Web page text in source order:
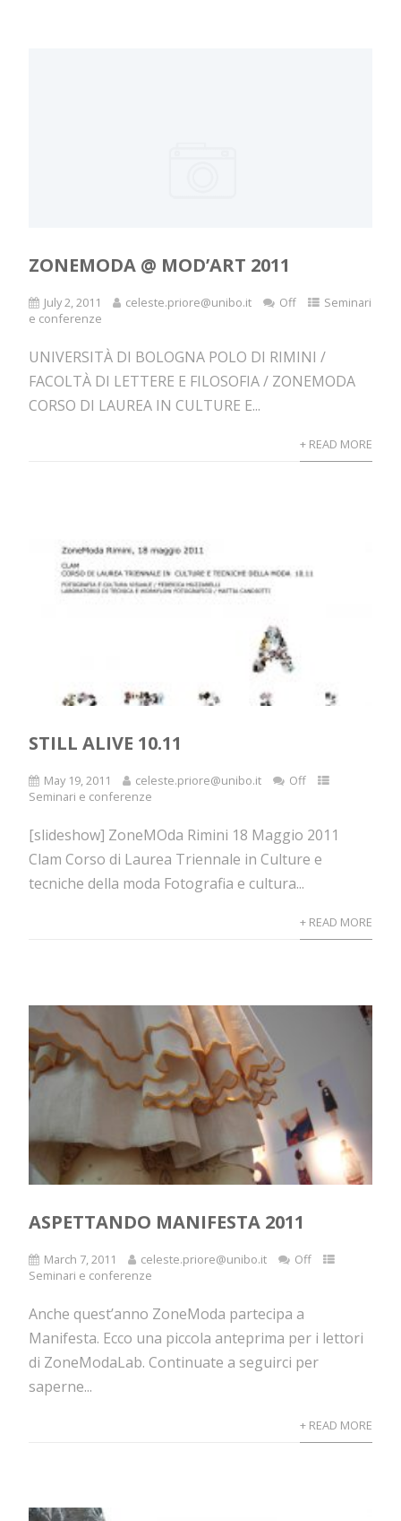
ZONEMODA @ MOD’ART 2011
July 2, 2011 celeste.priore@unibo.it Off
Seminari
e conferenze
UNIVERSITÀ DI BOLOGNA POLO DI RIMINI /
FACOLTÀ DI LETTERE E FILOSOFIA / ZONEMODA
CORSO DI LAUREA IN CULTURE E...
+ READ MORE
STILL ALIVE 10.11
May 19, 2011 celeste.priore@unibo.it
Off
Seminari e conferenze
[slideshow] ZoneMOda Rimini 18 Maggio 2011
Clam Corso di Laurea Triennale in Culture e
tecniche della moda Fotografia e cultura...
+ READ MORE
ASPETTANDO MANIFESTA 2011
March 7, 2011 celeste.priore@unibo.it
Off
Seminari e conferenze
Anche quest’anno ZoneModa partecipa a
Manifesta. Ecco una piccola anteprima per i lettori
di ZoneModaLab. Continuate a seguirci per
saperne...
+ READ MORE